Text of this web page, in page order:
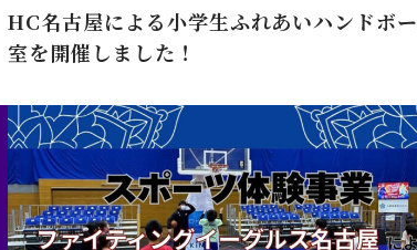
HC名古屋による小学生ふれあいハンドボ
室を開催しました！